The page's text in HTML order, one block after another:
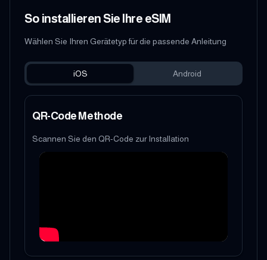
So installieren Sie Ihre eSIM
Wählen Sie Ihren Gerätetyp für die passende Anleitung
iOS Android
QR-Code Methode
Scannen Sie den QR-Code zur Installation